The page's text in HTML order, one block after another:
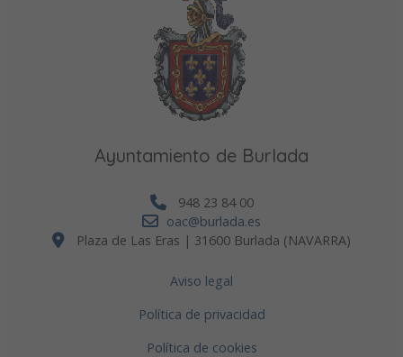
Ayuntamiento de Burlada
948 23 84 00
oac@burlada.es
Plaza de Las Eras | 31600 Burlada (NAVARRA)
Aviso legal
Política de privacidad
Política de cookies